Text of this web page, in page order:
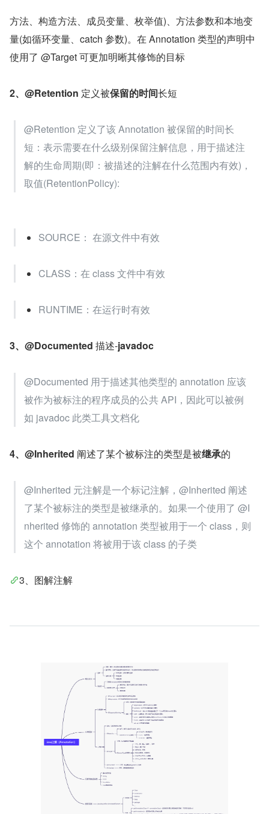
方法、构造方法、成员变量、枚举值)、方法参数和本地变
量(如循环变量、catch 参数)。在 Annotation 类型的声明中
使用了 @Target 可更加明晰其修饰的目标
2、@Retention 定义被保留的时间长短
@Retention 定义了该 Annotation 被保留的时间长
短：表示需要在什么级别保留注解信息，用于描述注
解的生命周期(即：被描述的注解在什么范围内有效)，
取值(RetentionPolicy):
SOURCE： 在源文件中有效
CLASS：在 class 文件中有效
RUNTIME：在运行时有效
3、@Documented 描述-javadoc
@Documented 用于描述其他类型的 annotation 应该
被作为被标注的程序成员的公共 API，因此可以被例
如 javadoc 此类工具文档化
4、@Inherited 阐述了某个被标注的类型是被继承的
@Inherited 元注解是一个标记注解，@Inherited 阐述
了某个被标注的类型是被继承的。如果一个使用了 @I
nherited 修饰的 annotation 类型被用于一个 class，则
这个 annotation 将被用于该 class 的子类
3、图解注解